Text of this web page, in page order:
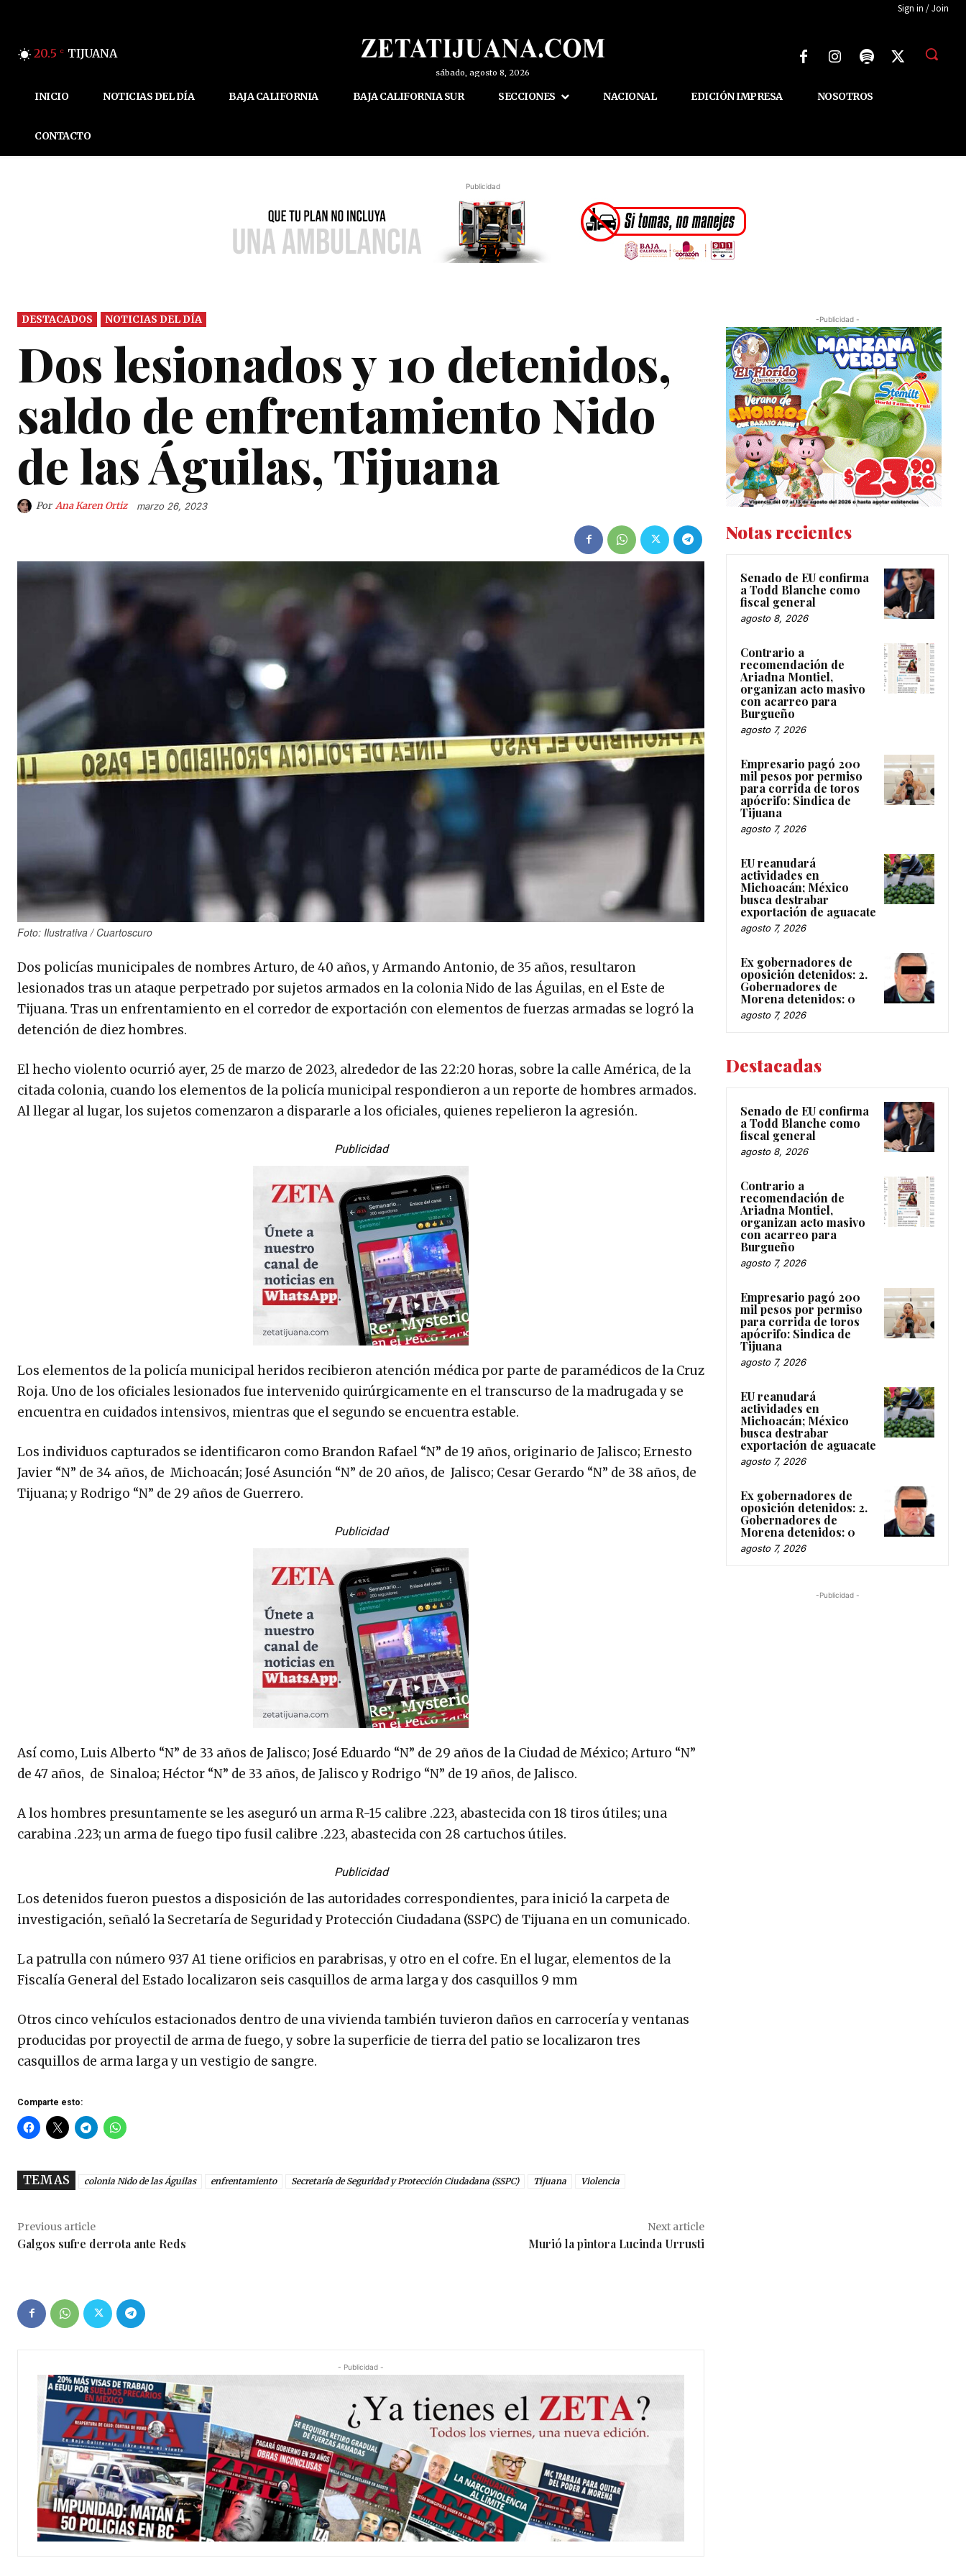
Sign in / Join
20.5 C TIJUANA
sábado, agosto 8, 2026
INICIO NOTICIAS DEL DÍA BAJA CALIFORNIA BAJA CALIFORNIA SUR SECCIONES NACIONAL EDICIÓN IMPRESA NOSOTROS
CONTACTO
Publicidad
DESTACADOS NOTICIAS DEL DÍA
Dos lesionados y 10 detenidos,
saldo de enfrentamiento Nido
de las Águilas, Tijuana
Por Ana Karen Ortiz marzo 26, 2023
Foto: Ilustrativa / Cuartoscuro
Dos policías municipales de nombres Arturo, de 40 años, y Armando Antonio, de 35 años, resultaron
lesionados tras un ataque perpetrado por sujetos armados en la colonia Nido de las Águilas, en el Este de
Tijuana. Tras un enfrentamiento en el corredor de exportación con elementos de fuerzas armadas se logró la
detención de diez hombres.
El hecho violento ocurrió ayer, 25 de marzo de 2023, alrededor de las 22:20 horas, sobre la calle América, de la
citada colonia, cuando los elementos de la policía municipal respondieron a un reporte de hombres armados.
Al llegar al lugar, los sujetos comenzaron a dispararle a los oficiales, quienes repelieron la agresión.
Publicidad
Los elementos de la policía municipal heridos recibieron atención médica por parte de paramédicos de la Cruz
Roja. Uno de los oficiales lesionados fue intervenido quirúrgicamente en el transcurso de la madrugada y se
encuentra en cuidados intensivos, mientras que el segundo se encuentra estable.
Los individuos capturados se identificaron como Brandon Rafael “N” de 19 años, originario de Jalisco; Ernesto
Javier “N” de 34 años, de Michoacán; José Asunción “N” de 20 años, de Jalisco; Cesar Gerardo “N” de 38 años, de
Tijuana; y Rodrigo “N” de 29 años de Guerrero.
Publicidad
Así como, Luis Alberto “N” de 33 años de Jalisco; José Eduardo “N” de 29 años de la Ciudad de México; Arturo “N”
de 47 años, de Sinaloa; Héctor “N” de 33 años, de Jalisco y Rodrigo “N” de 19 años, de Jalisco.
A los hombres presuntamente se les aseguró un arma R-15 calibre .223, abastecida con 18 tiros útiles; una
carabina .223; un arma de fuego tipo fusil calibre .223, abastecida con 28 cartuchos útiles.
Publicidad
Los detenidos fueron puestos a disposición de las autoridades correspondientes, para inició la carpeta de
investigación, señaló la Secretaría de Seguridad y Protección Ciudadana (SSPC) de Tijuana en un comunicado.
La patrulla con número 937 A1 tiene orificios en parabrisas, y otro en el cofre. En el lugar, elementos de la
Fiscalía General del Estado localizaron seis casquillos de arma larga y dos casquillos 9 mm
Otros cinco vehículos estacionados dentro de una vivienda también tuvieron daños en carrocería y ventanas
producidas por proyectil de arma de fuego, y sobre la superficie de tierra del patio se localizaron tres
casquillos de arma larga y un vestigio de sangre.
Comparte esto:
TEMAS colonia Nido de las Águilas enfrentamiento Secretaría de Seguridad y Protección Ciudadana (SSPC) Tijuana Violencia
Previous article
Galgos sufre derrota ante Reds
Next article
Murió la pintora Lucinda Urrusti
- Publicidad -
-Publicidad -
Notas recientes
Senado de EU confirma
a Todd Blanche como
fiscal general
agosto 8, 2026
Contrario a
recomendación de
Ariadna Montiel,
organizan acto masivo
con acarreo para
Burgueño
agosto 7, 2026
Empresario pagó 200
mil pesos por permiso
para corrida de toros
apócrifo: Sindica de
Tijuana
agosto 7, 2026
EU reanudará
actividades en
Michoacán; México
busca destrabar
exportación de aguacate
agosto 7, 2026
Ex gobernadores de
oposición detenidos: 2.
Gobernadores de
Morena detenidos: 0
agosto 7, 2026
Destacadas
Senado de EU confirma
a Todd Blanche como
fiscal general
agosto 8, 2026
Contrario a
recomendación de
Ariadna Montiel,
organizan acto masivo
con acarreo para
Burgueño
agosto 7, 2026
Empresario pagó 200
mil pesos por permiso
para corrida de toros
apócrifo: Sindica de
Tijuana
agosto 7, 2026
EU reanudará
actividades en
Michoacán; México
busca destrabar
exportación de aguacate
agosto 7, 2026
Ex gobernadores de
oposición detenidos: 2.
Gobernadores de
Morena detenidos: 0
agosto 7, 2026
-Publicidad -